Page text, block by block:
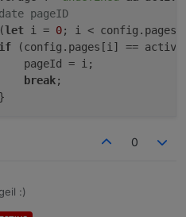
}
pageID
let i = 0; i < config. pages
if (config. pages [i] ==
pageId = i;
break;
0
:)